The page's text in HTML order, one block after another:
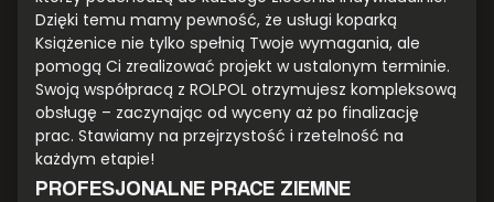
Dzięki temu mamy pewność, że usługi koparką
Książenice nie tylko spełnią Twoje wymagania, ale
pomogą Ci zrealizować projekt w ustalonym terminie.
Swoją współpracą z ROLPOL otrzymujesz kompleksową
obsługę – zaczynając od wyceny aż po finalizację
prac. Stawiamy na przejrzystość i rzetelność na
każdym etapie!
PROFESJONALNE PRACE ZIEMNE